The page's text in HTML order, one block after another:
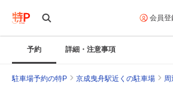
会員登
予約 詳細・注意事項
駐車場予約の特P 京成曳舟駅近くの駐車場 周